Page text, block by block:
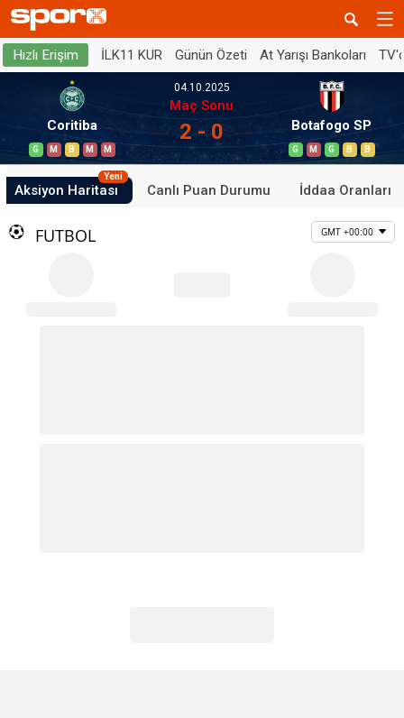
Hızlı Erişim İLK11 KUR Günün Özeti At Yarışı Bankoları
Coritiba
G M B M M
04.10.2025
Maç Sonu
2 - 0 Botafogo SP
G M G B B
Aksiyon Haritası
Yeni
Canlı Puan Durumu İddaa Oranları
FUTBOL GMT +00:00